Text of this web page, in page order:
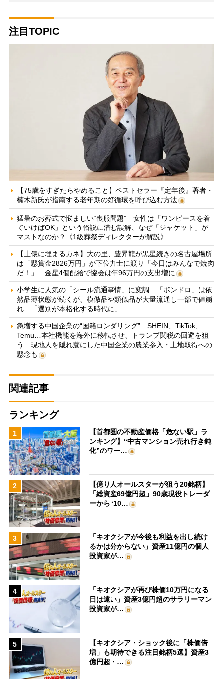
注目TOPIC
【75歳をすぎたらやめること】ベストセラー『定年後』著者・
楠木新氏が指南する老年期の好循環を呼び込む方法
猛暑のお葬式で悩ましい“喪服問題” 女性は「ワンピースを着
ていけばOK」という俗説に潜む誤解、なぜ「ジャケット」が
マストなのか？《1級葬祭ディレクターが解説》
【土俵に埋まるカネ】大の里、豊昇龍が黒星続きの名古屋場所
は「懸賞金2826万円」が下位力士に渡り「今日はみんなで焼肉
だ！」 金星4個配給で協会は年96万円の支出増に
小学生に人気の「シール流通事情」に変調 「ボンドロ」は依
然品薄状態が続くが、模倣品や類似品が大量流通し一部で値崩
れ 「選別が本格化する時代に」
急増する中国企業の“国籍ロンダリング” SHEIN、TikTok、
Temu…本社機能を海外に移転させ、トランプ関税の回避を狙
う 現地人を隠れ蓑にした中国企業の農業参入・土地取得への
懸念も
関連記事
ランキング
1
【首都圏の不動産価格「危ない駅」ラ
ンキング】“中古マンション売れ行き鈍
化”のワー…
2
【億り人オールスターが狙う20銘柄】
「総資産69億円超」90歳現役トレーダ
ーから“10…
3
「キオクシアが今後も利益を出し続け
るかは分からない」資産11億円の個人
投資家が…
4
「キオクシアが再び株価10万円になる
日は遠い」資産3億円超のサラリーマン
投資家が…
5
【キオクシア・ショック後に「株価倍
増」も期待できる注目銘柄5選】資産3
億円超・…